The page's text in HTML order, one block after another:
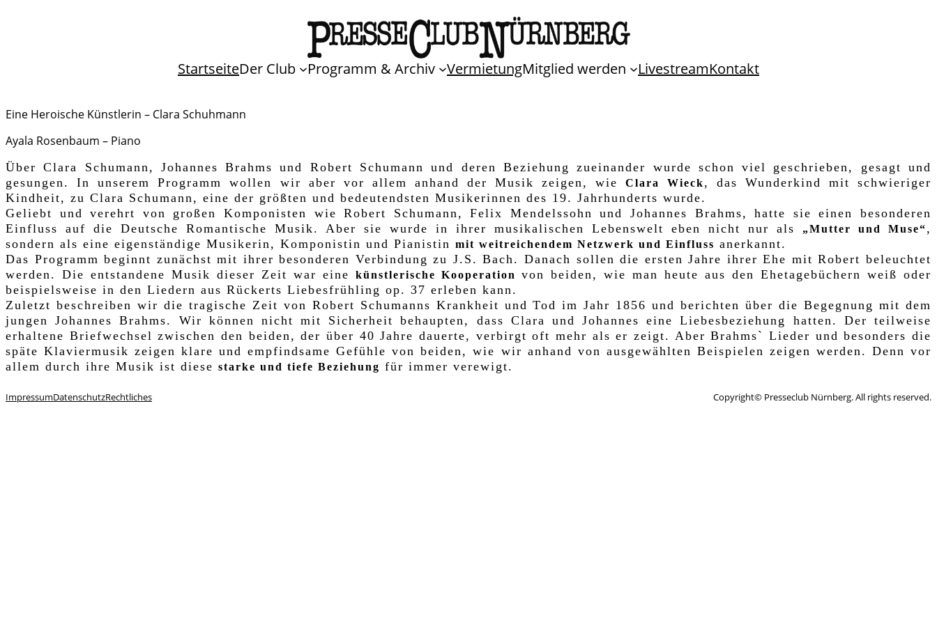
StartseiteDer Club Programm & Archiv VermietungMitglied werden LivestreamKontakt
Eine Heroische Künstlerin – Clara Schuhmann
Ayala Rosenbaum – Piano
Über Clara Schumann, Johannes Brahms und Robert Schumann und deren Beziehung zueinander wurde schon viel geschrieben, gesagt und
gesungen. In unserem Programm wollen wir aber vor allem anhand der Musik zeigen, wieClara Wieck, das Wunderkind mit schwieriger
Kindheit, zu Clara Schumann, eine der größten und bedeutendsten Musikerinnen des 19. Jahrhunderts wurde.
Geliebt und verehrt von großen Komponisten wie Robert Schumann, Felix Mendelssohn und Johannes Brahms, hatte sie einen besonderen
Einfluss auf die Deutsche Romantische Musik. Aber sie wurde in ihrer musikalischen Lebenswelt eben nicht nur als
„Mutter und Muse“,
sondern als eine eigenständige Musikerin, Komponistin und Pianistin mit weitreichendem Netzwerk und Einfluss anerkannt.
Das Programm beginnt zunächst mit ihrer besonderen Verbindung zu J.S. Bach. Danach sollen die ersten Jahre ihrer Ehe mit Robert beleuchtet
werden. Die entstandene Musik dieser Zeit war eine
künstlerische Kooperation
von beiden, wie man heute aus den Ehetagebüchern weiß oder
beispielsweise in den Liedern aus Rückerts Liebesfrühling op. 37 erleben kann.
Zuletzt beschreiben wir die tragische Zeit von Robert Schumanns Krankheit und Tod im Jahr 1856 und berichten über die Begegnung mit dem
jungen Johannes Brahms. Wir können nicht mit Sicherheit behaupten, dass Clara und Johannes eine Liebesbeziehung hatten. Der teilweise
erhaltene Briefwechsel zwischen den beiden, der über 40 Jahre dauerte, verbirgt oft mehr als er zeigt. Aber Brahms` Lieder und besonders die
späte Klaviermusik zeigen klare und empfindsame Gefühle von beiden, wie wir anhand von ausgewählten Beispielen zeigen werden. Denn vor
allem durch ihre Musik ist diese starke und tiefe Beziehung für immer verewigt.
ImpressumDatenschutzRechtliches Copyright© Presseclub Nürnberg. All rights reserved.